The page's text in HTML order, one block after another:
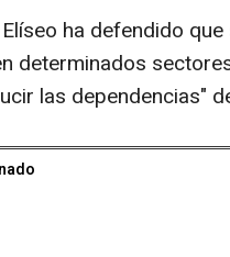
ha defendido
determinados
las dependencias"